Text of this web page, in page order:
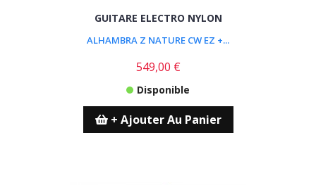
GUITARE ELECTRO NYLON
ALHAMBRA Z NATURE CW EZ +...
549,00 €
Disponible
+ Ajouter Au Panier